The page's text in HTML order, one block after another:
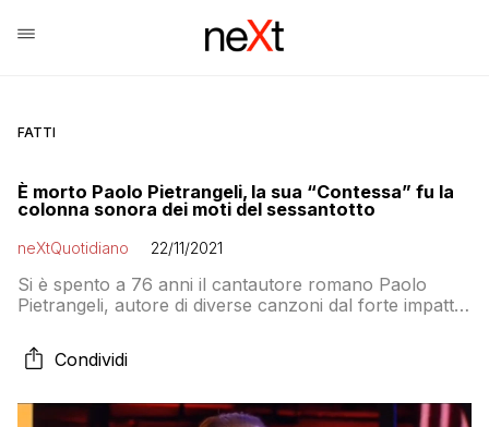
FATTI
È morto Paolo Pietrangeli, la sua “Contessa” fu la
colonna sonora dei moti del sessantotto
neXtQuotidiano 22/11/2021
Si è spento a 76 anni il cantautore romano Paolo
Pietrangeli, autore di diverse canzoni dal forte impatto
manifestazioni del sessantotto
Condividi